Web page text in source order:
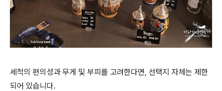
세척의 편의성과 무게 및 부피를 고려한다면, 선택지 자체는 제한
되어 있습니다.